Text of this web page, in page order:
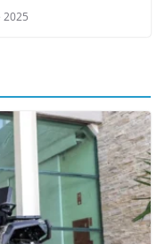
2025